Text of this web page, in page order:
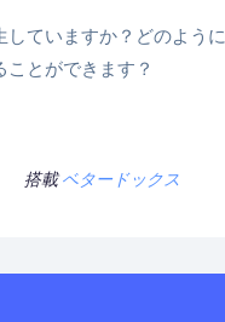
していますか？どのように
ことができます？
搭載 ベタードックス